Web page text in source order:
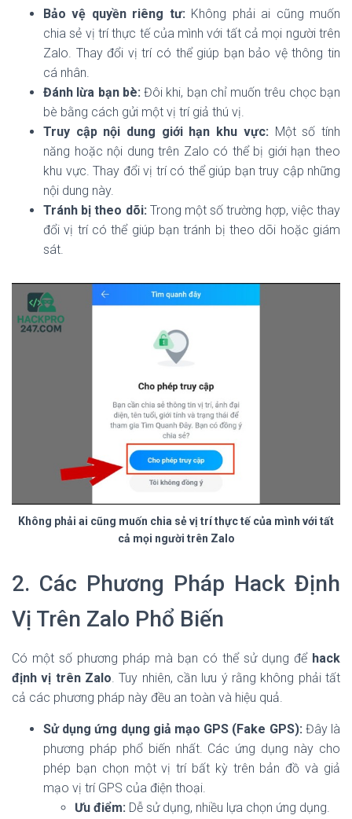
Bảo vệ quyền riêng tư: Không phải ai cũng muốn
chia sẻ vị trí thực tế của mình với tất cả mọi người trên
Zalo. Thay đổi vị trí có thể giúp bạn bảo vệ thông tin
cá nhân.
Đánh lừa bạn bè: Đôi khi, bạn chỉ muốn trêu chọc bạn
bè bằng cách gửi một vị trí giả thú vị.
Truy cập nội dung giới hạn khu vực: Một số tính
năng hoặc nội dung trên Zalo có thể bị giới hạn theo
khu vực. Thay đổi vị trí có thể giúp bạn truy cập những
nội dung này.
Tránh bị theo dõi: Trong một số trường hợp, việc thay
đổi vị trí có thể giúp bạn tránh bị theo dõi hoặc giám
sát.
Không phải ai cũng muốn chia sẻ vị trí thực tế của mình với tất
cả mọi người trên Zalo
2. Các Phương Pháp Hack Định
Vị Trên Zalo Phổ Biến
Có một số phương pháp mà bạn có thể sử dụng để hack
định vị trên Zalo. Tuy nhiên, cần lưu ý rằng không phải tất
cả các phương pháp này đều an toàn và hiệu quả.
Sử dụng ứng dụng giả mạo GPS (Fake GPS): Đây là
phương pháp phổ biến nhất. Các ứng dụng này cho
phép bạn chọn một vị trí bất kỳ trên bản đồ và giả
mạo vị trí GPS của điện thoại.
Ưu điểm: Dễ sử dụng, nhiều lựa chọn ứng dụng.